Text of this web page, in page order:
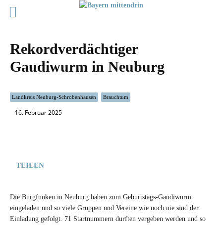
Rekordverdächtiger
Gaudiwurm in Neuburg
Landkreis Neuburg-Schrobenhausen Brauchtum
16. Februar 2025
TEILEN
Die Burgfunken in Neuburg haben zum Geburtstags-Gaudiwurm
eingeladen und so viele Gruppen und Vereine wie noch nie sind der
Einladung gefolgt. 71 Startnummern durften vergeben werden und so